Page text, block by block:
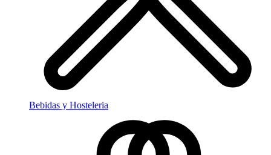
Bebidas y Hosteleria